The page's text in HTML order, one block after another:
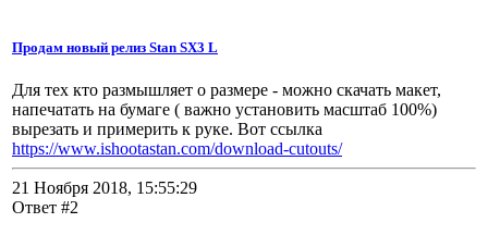
Продам новый релиз Stan SX3 L
Для тех кто размышляет о размере - можно скачать макет,
напечатать на бумаге ( важно установить масштаб 100%)
вырезать и примерить к руке. Вот ссылка
https://www.ishootastan.com/download-cutouts/
21 Ноября 2018, 15:55:29
Ответ #2